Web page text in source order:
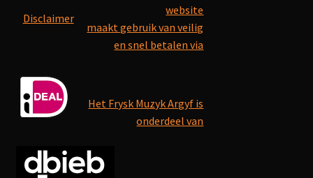
Disclaimer
website
maakt gebruik van veilig
en snel betalen via
Het Frysk Muzyk Argyf is
onderdeel van